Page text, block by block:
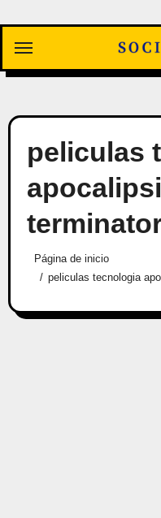
contenido
peliculas
Página de inicio
peliculas tecnologia